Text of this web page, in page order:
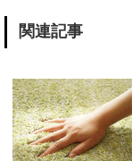
関連記事